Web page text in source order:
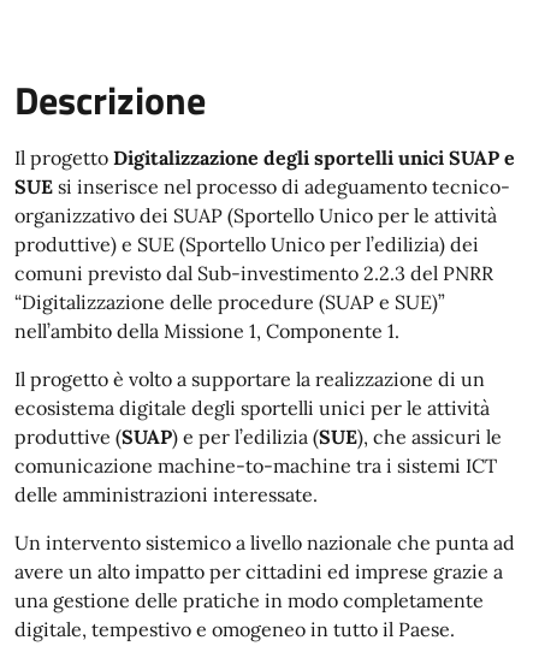
Descrizione
Il progetto Digitalizzazione degli sportelli unici SUAP e
SUE si inserisce nel processo di adeguamento tecnico-
organizzativo dei SUAP (Sportello Unico per le attività
produttive) e SUE (Sportello Unico per l’edilizia) dei
comuni previsto dal Sub-investimento 2.2.3 del PNRR
“Digitalizzazione delle procedure (SUAP e SUE)”
nell’ambito della Missione 1, Componente 1.
Il progetto è volto a supportare la realizzazione di un
ecosistema digitale degli sportelli unici per le attività
produttive (SUAP) e per l’edilizia (SUE), che assicuri le
comunicazione machine-to-machine tra i sistemi ICT
delle amministrazioni interessate.
Un intervento sistemico a livello nazionale che punta ad
avere un alto impatto per cittadini ed imprese grazie a
una gestione delle pratiche in modo completamente
digitale, tempestivo e omogeneo in tutto il Paese.